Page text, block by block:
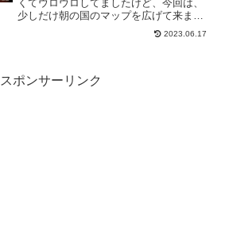
くてウロウロしてましたけど、今回は、
少しだけ朝の国のマップを広げて来まし
た。メイン依頼を受けてなくてもデイリ
ーやサブ依頼は受けられるようなので、
2023.06.17
スポンサーリンク